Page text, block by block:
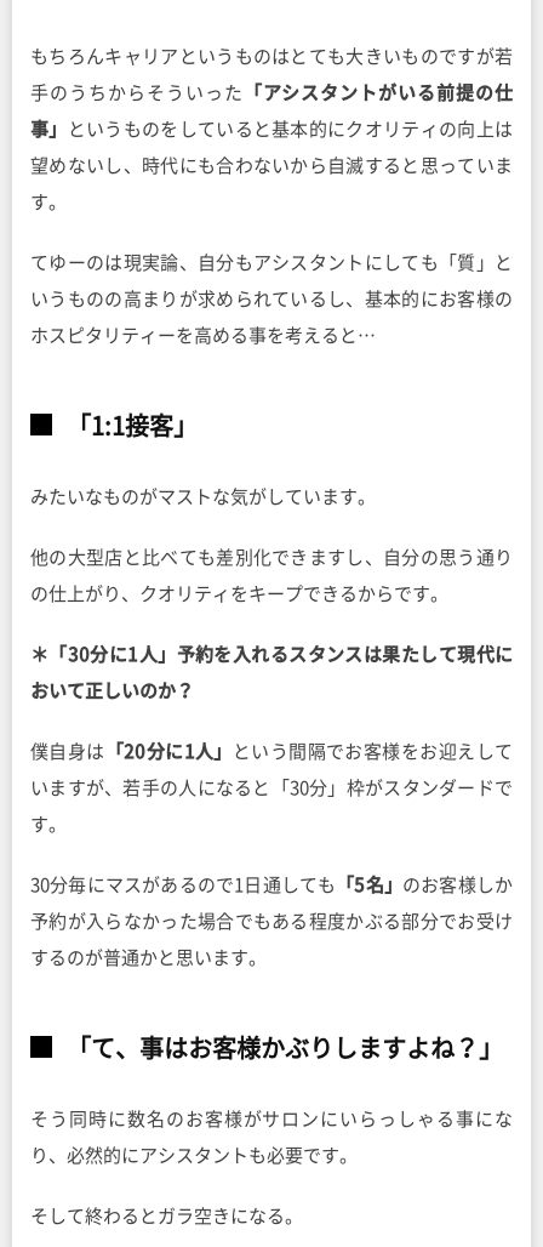
もちろんキャリアというものはとても大きいものですが若
手のうちからそういった
「アシスタントがいる前提の仕
事」
というものをしていると基本的にクオリティの向上は
望めないし、時代にも合わないから自滅すると思っていま
す。
てゆーのは現実論、自分もアシスタントにしても「質」と
いうものの高まりが求められているし、基本的にお客様の
ホスピタリティーを高める事を考えると…
「1:1接客」
みたいなものがマストな気がしています。
他の大型店と比べても差別化できますし、自分の思う通り
の仕上がり、クオリティをキープできるからです。
＊「30分に1人」予約を入れるスタンスは果たして現代に
おいて正しいのか？
僕自身は 「20分に1人」
という間隔でお客様をお迎えして
いますが、若手の人になると「30分」枠がスタンダードで
す。
30分毎にマスがあるので1日通しても 「5名」 のお客様しか
予約が入らなかった場合でもある程度かぶる部分でお受け
するのが普通かと思います。
「て、事はお客様かぶりしますよね？」
そう同時に数名のお客様がサロンにいらっしゃる事にな
り、必然的にアシスタントも必要です。
そして終わるとガラ空きになる。